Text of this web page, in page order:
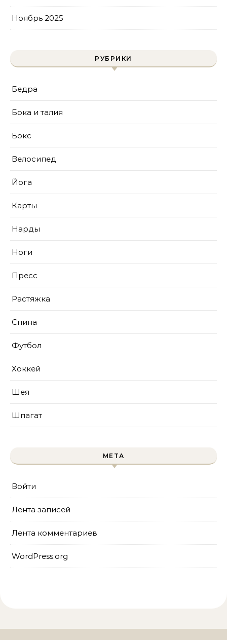
Ноябрь 2025
РУБРИКИ
Бедра
Бока и талия
Бокс
Велосипед
Йога
Карты
Нарды
Ноги
Пресс
Растяжка
Спина
Футбол
Хоккей
Шея
Шпагат
МЕТА
Войти
Лента записей
Лента комментариев
WordPress.org